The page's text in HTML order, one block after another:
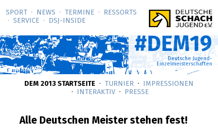
SPORT NEWS TERMINE
RESSORTS
SERVICE
DSJ-­INSIDE
#DEM19
Deutsche Jugend-
Einzelmeisterschaften
DEM 2013 STARTSEITE TURNIER
IMPRESSIONEN
INTERAKTIV
PRESSE
Alle Deutschen Meister stehen fest!